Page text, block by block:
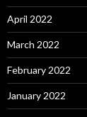
April 2022
March 2022
February 2022
January 2022